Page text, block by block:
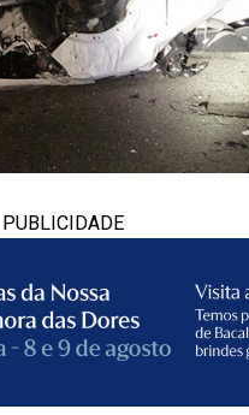
PUBLICIDADE